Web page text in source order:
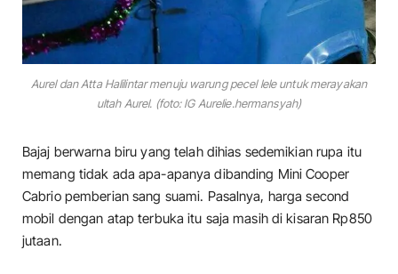
Aurel dan Atta Halilintar menuju warung pecel lele untuk merayakan
ultah Aurel. (foto: IG Aurelie.hermansyah)
Bajaj berwarna biru yang telah dihias sedemikian rupa itu
memang tidak ada apa-apanya dibanding Mini Cooper
Cabrio pemberian sang suami. Pasalnya, harga second
mobil dengan atap terbuka itu saja masih di kisaran Rp850
jutaan.